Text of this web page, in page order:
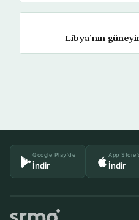
Libya’nın
Google Play'de
İndir
App
İndir